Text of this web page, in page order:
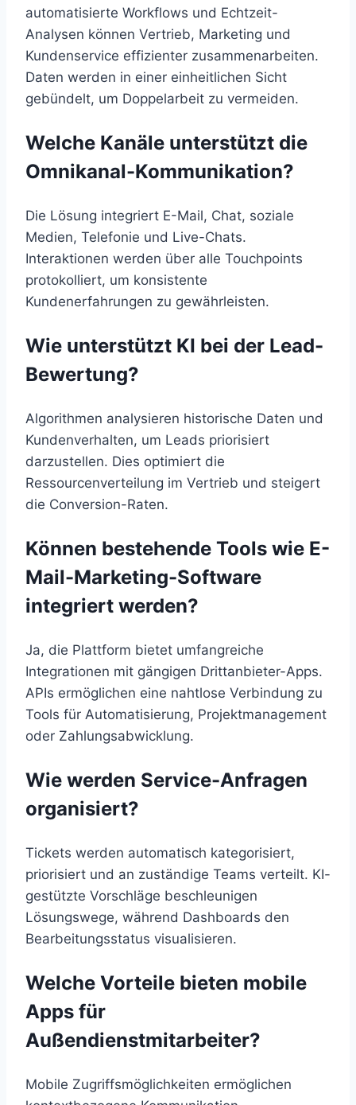
automatisierte Workflows und Echtzeit-
Analysen können Vertrieb, Marketing und
Kundenservice effizienter zusammenarbeiten.
Daten werden in einer einheitlichen Sicht
gebündelt, um Doppelarbeit zu vermeiden.
Welche Kanäle unterstützt die
Omnikanal-Kommunikation?
Die Lösung integriert E-Mail, Chat, soziale
Medien, Telefonie und Live-Chats.
Interaktionen werden über alle Touchpoints
protokolliert, um konsistente
Kundenerfahrungen zu gewährleisten.
Wie unterstützt KI bei der Lead-
Bewertung?
Algorithmen analysieren historische Daten und
Kundenverhalten, um Leads priorisiert
darzustellen. Dies optimiert die
Ressourcenverteilung im Vertrieb und steigert
die Conversion-Raten.
Können bestehende Tools wie E-
Mail-Marketing-Software
integriert werden?
Ja, die Plattform bietet umfangreiche
Integrationen mit gängigen Drittanbieter-Apps.
APIs ermöglichen eine nahtlose Verbindung zu
Tools für Automatisierung, Projektmanagement
oder Zahlungsabwicklung.
Wie werden Service-Anfragen
organisiert?
Tickets werden automatisch kategorisiert,
priorisiert und an zuständige Teams verteilt. KI-
gestützte Vorschläge beschleunigen
Lösungswege, während Dashboards den
Bearbeitungsstatus visualisieren.
Welche Vorteile bieten mobile
Apps für
Außendienstmitarbeiter?
Mobile Zugriffsmöglichkeiten ermöglichen